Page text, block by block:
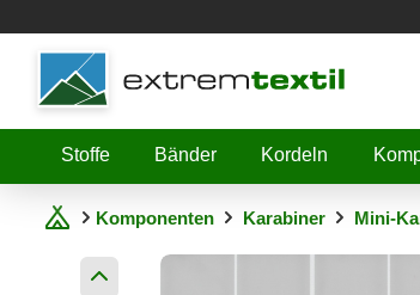
Shopware
Stoffe
Bänder Kordeln
Komponenten Karabiner Mini-